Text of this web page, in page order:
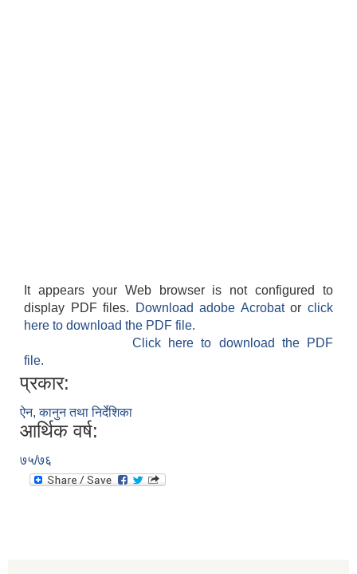
It appears your Web browser is not configured to
display PDF files.
Download adobe Acrobatorclick
here to download the PDF file.
Click here to download the PDF
file.
प्रकार:
ऐन, कानुन तथा निर्देशिका
आर्थिक वर्ष:
७५/७६